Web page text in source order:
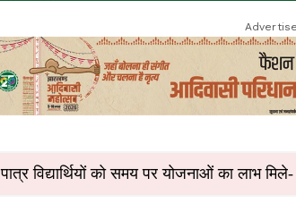
पात्र विद्यार्थियों को समय पर योजनाओं का लाभ मिले-